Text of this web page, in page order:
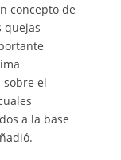
concepto de
quejas
sobre el
a la base